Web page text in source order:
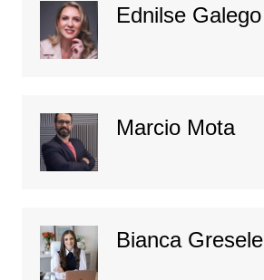
Ednilse Galego
Marcio Mota
Bianca Gresele